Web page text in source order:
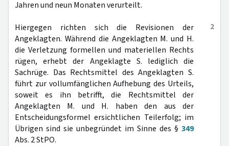
Jahren und neun Monaten verurteilt.
2
Hiergegen richten sich die Revisionen der
Angeklagten. Während die Angeklagten M. und H.
die Verletzung formellen und materiellen Rechts
rügen, erhebt der Angeklagte S. lediglich die
Sachrüge. Das Rechtsmittel des Angeklagten S.
führt zur vollumfänglichen Aufhebung des Urteils,
soweit es ihn betrifft, die Rechtsmittel der
Angeklagten M. und H. haben den aus der
Entscheidungsformel ersichtlichen Teilerfolg; im
Übrigen sind sie unbegründet im Sinne des § 349
Abs. 2 StPO.